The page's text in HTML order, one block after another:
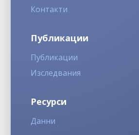
Контакти
Публикации
Публикации
Изследвания
Ресурси
Данни